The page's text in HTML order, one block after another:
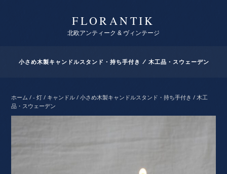
FLORANTIK
北欧アンティーク & ヴィンテージ
小さめ木製キャンドルスタンド・持ち手付き / 木工品・スウェーデン
ホーム /- 灯 / キャンドル / 小さめ木製キャンドルスタンド・持ち手付き / 木工
品・スウェーデン